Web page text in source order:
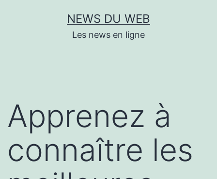
NEWS DU WEB
Les news en ligne
Apprenez à
connaître les